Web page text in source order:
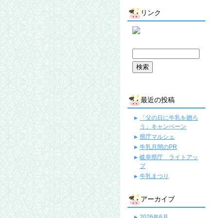
リンク
最近の投稿
「父の日に牛乳を贈ろ
う」キャンペーン
県庁マルシェ
牛乳月間のPR
岐阜県庁 ライトアッ
プ
牛乳まつり
アーカイブ